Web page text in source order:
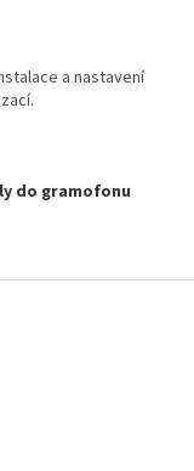
a nastavení
do gramofonu